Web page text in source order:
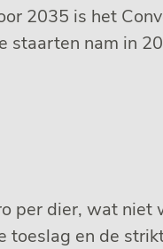
2035 is het
nam in
per dier, wat
en de